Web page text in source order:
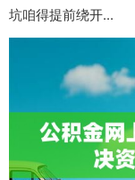
坑咱得提前绕开...